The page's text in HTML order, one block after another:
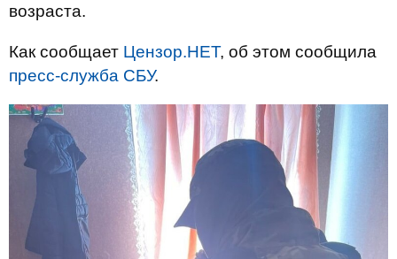
возраста.
Как сообщает Цензор.НЕТ, об этом сообщила
пресс-служба СБУ.